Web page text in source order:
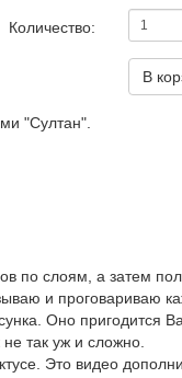
Количество:
В
"Султан".
по слоям, а затем
и проговариваю
Оно пригодится
так уж и сложно.
Это видео